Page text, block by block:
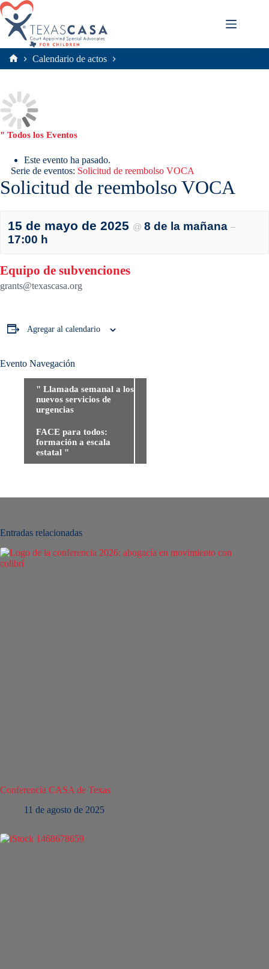
Saltar
al
contenido
Inicio
Calendario de actos
" Todos los Eventos
Este evento ha pasado.
Serie de eventos: Solicitud de reembolso VOCA
Solicitud de reembolso VOCA
15 de mayo de 2025 @ 8 de la mañana –
17:00 h
Equipo de subvenciones
grants@texascasa.org
Agregar al calendario
Evento Navegación
" Llamada semanal a los
nuevos servicios de
urgencias
FACE para todos:
formación a escala
estatal "
Entradas relacionadas
Conferencia CASA de Texas
11 de agosto de 2025